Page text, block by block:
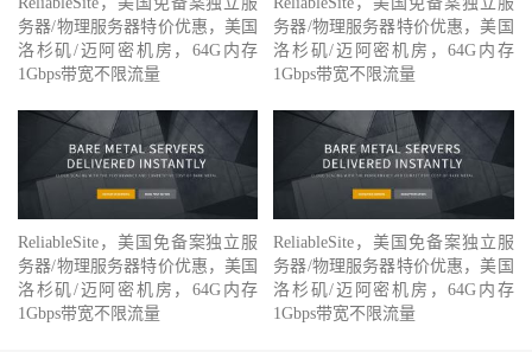
务器/物理服务器特价优惠，美国
洛杉矶/迈阿密机房，64G内存
1Gbps带宽不限流量
务器/物理服务器特价优惠，美国
洛杉矶/迈阿密机房，64G内存
1Gbps带宽不限流量
ReliableSite，美国免备案独立服
务器/物理服务器特价优惠，美国
洛杉矶/迈阿密机房，64G内存
1Gbps带宽不限流量
ReliableSite，美国免备案独立服
务器/物理服务器特价优惠，美国
洛杉矶/迈阿密机房，64G内存
1Gbps带宽不限流量